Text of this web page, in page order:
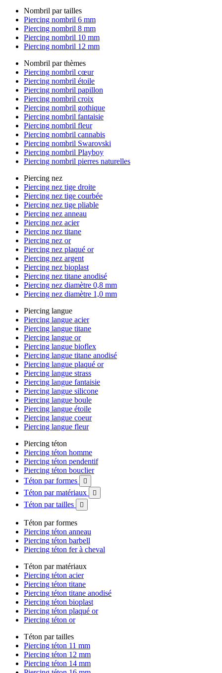
Nombril par tailles
Piercing nombril 6 mm
Piercing nombril 8 mm
Piercing nombril 10 mm
Piercing nombril 12 mm
Nombril par thèmes
Piercing nombril cœur
Piercing nombril étoile
Piercing nombril papillon
Piercing nombril croix
Piercing nombril gothique
Piercing nombril fantaisie
Piercing nombril fleur
Piercing nombril cannabis
Piercing nombril Swarovski
Piercing nombril Playboy
Piercing nombril pierres naturelles
Piercing nez
Piercing nez tige droite
Piercing nez tige courbée
Piercing nez tige pliable
Piercing nez anneau
Piercing nez acier
Piercing nez titane
Piercing nez or
Piercing nez plaqué or
Piercing nez argent
Piercing nez bioplast
Piercing nez titane anodisé
Piercing nez diamètre 0,8 mm
Piercing nez diamètre 1,0 mm
Piercing langue
Piercing langue acier
Piercing langue titane
Piercing langue or
Piercing langue bioflex
Piercing langue titane anodisé
Piercing langue plaqué or
Piercing langue strass
Piercing langue fantaisie
Piercing langue silicone
Piercing langue boule
Piercing langue étoile
Piercing langue coeur
Piercing langue fleur
Piercing téton
Piercing téton homme
Piercing téton pendentif
Piercing téton bouclier
Téton par formes

Téton par matériaux 
Téton par tailles 
Téton par formes
Piercing téton anneau
Piercing téton barbell
Piercing téton fer à cheval
Téton par matériaux
Piercing téton acier
Piercing téton titane
Piercing téton titane anodisé
Piercing téton bioplast
Piercing téton plaqué or
Piercing téton or
Téton par tailles
Piercing téton 11 mm
Piercing téton 12 mm
Piercing téton 14 mm